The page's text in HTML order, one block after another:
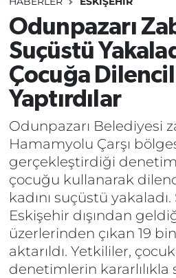
Odunpazarı
Suçüstü
Çocuğa
Yaptırdılar
Odunpazarı Belediyesi
Hamamyolu Çarşı
gerçekleştirdiği
çocuğu kullanarak
kadını suçüstü yakaladı.
Eskişehir dışından
üzerlerinden çıkan 19
aktarıldı. Yetkililer,
denetimlerin kararlılıkla